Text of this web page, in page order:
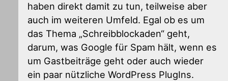
haben direkt damit zu tun, teilweise aber
auch im weiteren Umfeld. Egal ob es um
das Thema „Schreibblockaden“ geht,
darum, was Google für Spam hält, wenn es
um Gastbeiträge geht oder auch wieder
ein paar nützliche WordPress PlugIns.